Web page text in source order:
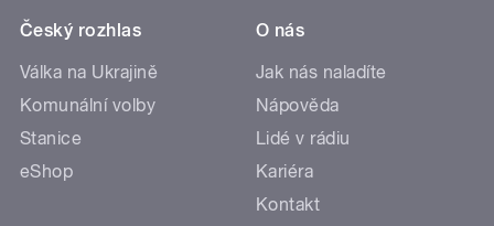
Český rozhlas
Válka na Ukrajině
Komunální volby
Stanice
eShop
O nás
Jak nás naladíte
Nápověda
Lidé v rádiu
Kariéra
Kontakt